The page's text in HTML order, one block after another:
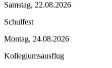
Samstag, 22.08.2026
Schulfest
Montag, 24.08.2026
Kollegiumsausflug